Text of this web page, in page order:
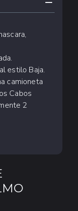
estilo Baja.
camioneta
Cabos
2